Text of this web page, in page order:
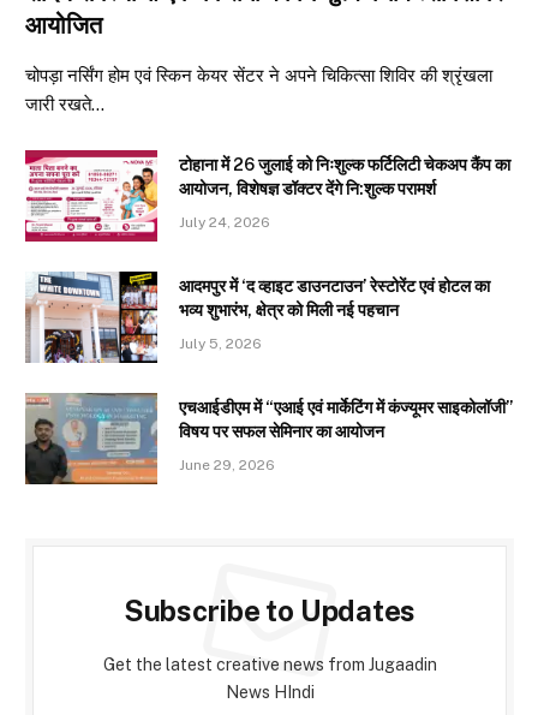
आयोजित
चोपड़ा नर्सिंग होम एवं स्किन केयर सेंटर ने अपने चिकित्सा शिविर की श्रृंखला
जारी रखते…
टोहाना में 26 जुलाई को निःशुल्क फर्टिलिटी चेकअप कैंप का
आयोजन, विशेषज्ञ डॉक्टर देंगे नि:शुल्क परामर्श
July 24, 2026
आदमपुर में ‘द व्हाइट डाउनटाउन’ रेस्टोरेंट एवं होटल का
भव्य शुभारंभ, क्षेत्र को मिली नई पहचान
July 5, 2026
एचआईडीएम में “एआई एवं मार्केटिंग में कंज्यूमर साइकोलॉजी”
विषय पर सफल सेमिनार का आयोजन
June 29, 2026
Subscribe to Updates
Get the latest creative news from Jugaadin
News HIndi